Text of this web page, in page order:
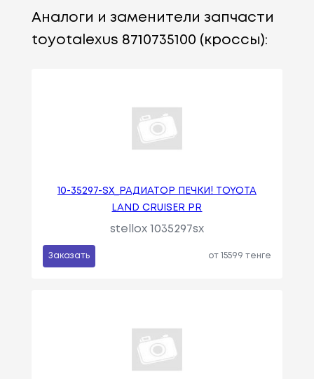
Аналоги и заменители запчасти
toyotalexus 8710735100 (кроссы):
10-35297-SX_РАДИАТОР ПЕЧКИ! TOYOTA
LAND CRUISER PR
stellox 1035297sx
Заказать от 15599 тенге